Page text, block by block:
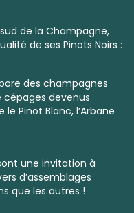
de la Champagne,
de ses Pinots Noirs :
des champagnes
cépages devenus
Pinot Blanc, l’Arbane
une invitation à
d’assemblages
que les autres !